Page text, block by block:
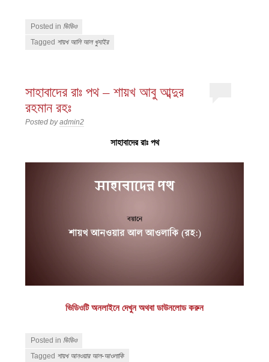
Posted in ভিডিও
Tagged শায়খ আলি আল খুদাইর
সাহাবাদের রাঃ পথ – শায়খ আবু আব্দুর
রহমান রহঃ
Posted byadmin2
সাহাবাদের রাঃ পথ
ভিডিওটি অনলাইনে দেখুন অথবা ডাউনলোড করুন
Posted in ভিডিও
Tagged শায়খ আনওয়ার আল-আওলাকি